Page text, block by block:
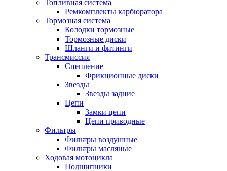
Топливная система
Ремкомплекты карбюратора
Тормозная система
Колодки тормозные
Тормозные диски
Шланги и фитинги
Трансмиссия
Cцепление
Фрикционные диски
Звезды
Звезды задние
Цепи
Замки цепи
Цепи приводные
Фильтры
Фильтры воздушные
Фильтры масляные
Ходовая мотоцикла
Подшипники